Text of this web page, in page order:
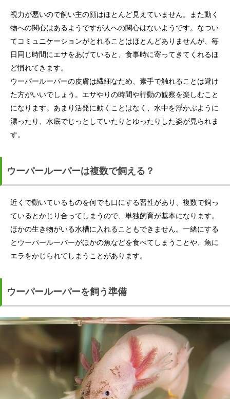
視力が悪いので飼い主の顔はほとんど見えていません。また動く
物への関心はあるようですが人への関心はないようです。なつい
てコミュニケーションがとれることはほとんどありませんが、毎
日同じ時間にエサをあげていると、食事時に寄ってきてくれるほ
ど慣れてきます。
ウーパールーパーの皮膚は繊細なため、素手で触れることは避け
た方がいいでしょう。エサやりの時間や行動の観察を楽しむこと
になります。あまり活発に動くことはなく、水中を浮かぶように
漂ったり、水底でじっとしていたりとゆったりした姿が見られま
す。
ウーパールーパーは複数で飼える？
近くで動いているものを何でも口にする習性があり、複数で飼っ
ているとかじり合ってしまうので、単独飼育が基本になります。
ほかの生き物がいる水槽に入れることもできません。一緒にする
とウーパールーパーがほかの魚などを食べてしまうことや、魚に
エラをかじられてしまうことがあります。
ウーパールーパーを飼う準備